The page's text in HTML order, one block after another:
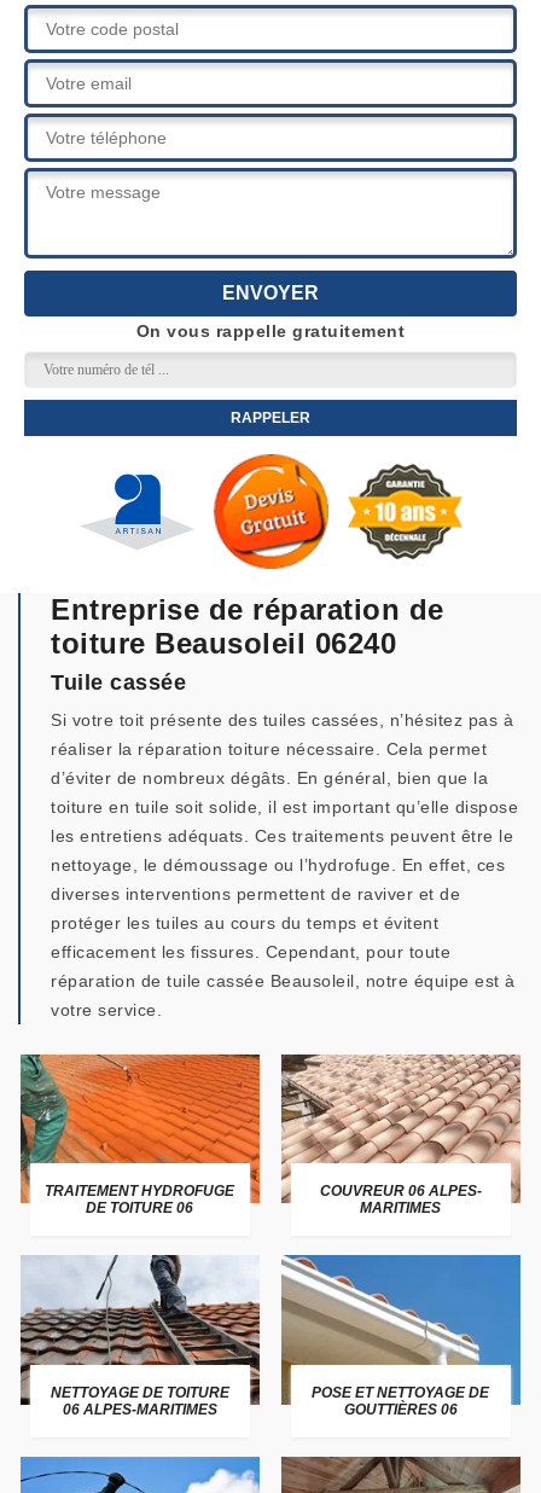
On vous rappelle gratuitement
Entreprise de réparation de
toiture Beausoleil 06240
Tuile cassée
Si votre toit présente des tuiles cassées, n’hésitez pas à
réaliser la réparation toiture nécessaire. Cela permet
d’éviter de nombreux dégâts. En général, bien que la
toiture en tuile soit solide, il est important qu’elle dispose
les entretiens adéquats. Ces traitements peuvent être le
nettoyage, le démoussage ou l’hydrofuge. En effet, ces
diverses interventions permettent de raviver et de
protéger les tuiles au cours du temps et évitent
efficacement les fissures. Cependant, pour toute
réparation de tuile cassée Beausoleil, notre équipe est à
votre service.
TRAITEMENT HYDROFUGE
DE TOITURE 06
COUVREUR 06 ALPES-
MARITIMES
NETTOYAGE DE TOITURE
06 ALPES-MARITIMES
POSE ET NETTOYAGE DE
GOUTTIÈRES 06